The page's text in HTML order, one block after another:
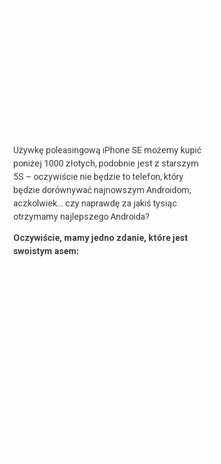
Używkę poleasingową iPhone SE możemy kupić
poniżej 1000 złotych, podobnie jest z starszym
5S – oczywiście nie będzie to telefon, który
będzie dorównywać najnowszym Androidom,
aczkolwiek… czy naprawdę za jakiś tysiąc
otrzymamy najlepszego Androida?
Oczywiście, mamy jedno zdanie, które jest
swoistym asem: